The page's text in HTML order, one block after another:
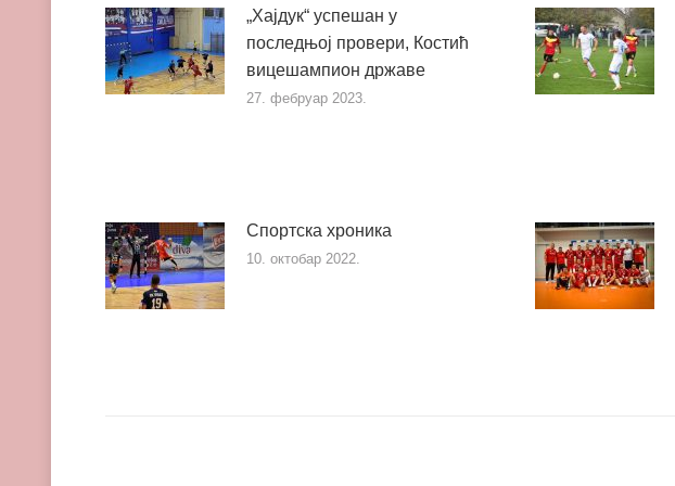
„Хајдук“ успешан у
последњој провери, Костић
вицешампион државе
27. фебруар 2023.
Спортска хроника
10. октобар 2022.